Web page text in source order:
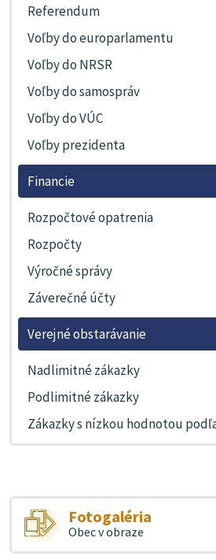
Referendum
Voľby do europarlamentu
Voľby do NRSR
Voľby do samospráv
Voľby do VÚC
Voľby prezidenta
Financie
Rozpočtové opatrenia
Rozpočty
Výročné správy
Záverečné účty
Verejné obstarávanie
Nadlimitné zákazky
Podlimitné zákazky
Zákazky s nízkou hodnotou
Fotogaléria
Obec v obraze